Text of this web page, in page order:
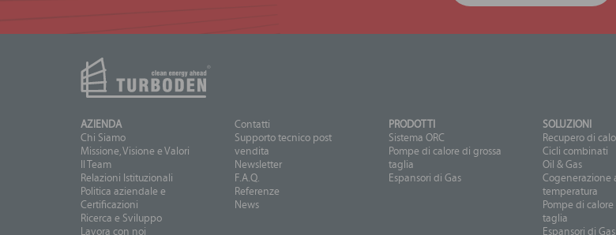
AZIENDA
Chi Siamo
Missione, Visione e Valori
Il Team
Relazioni Istituzionali
Politica aziendale e
Certificazioni
Ricerca e Sviluppo
Contatti
Supporto tecnico post
vendita
Newsletter
F.A.Q.
Referenze
News
PRODOTTI
Sistema ORC
Pompe di calore di grossa
taglia
Espansori di Gas
SOLUZIONI
Recupero di
Cicli combinati
Oil & Gas
Cogenerazione
temperatura
Pompe di
taglia